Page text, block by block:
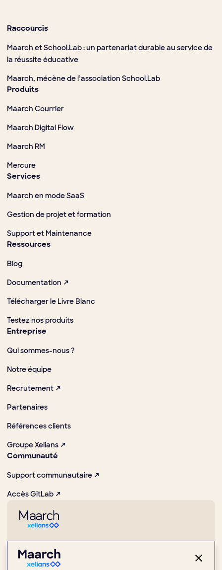
Pionnier dans la promotion des usages numériques et Open
Source
Raccourcis
Maarch et School.Lab : un partenariat durable au service de
la réussite éducative
Maarch, mécène de l’association School.Lab
Produits
Maarch Courrier
Maarch Digital Flow
Maarch RM
Mercure
Services
Maarch en mode SaaS
Gestion de projet et formation
Support et Maintenance
Ressources
Blog
Documentation ↗
Télécharger le Livre Blanc
Testez nos produits
Entreprise
Qui sommes-nous ?
Notre équipe
Recrutement ↗
Partenaires
Références clients
Groupe Xelians ↗
Communauté
Support communautaire ↗
Accès GitLab ↗